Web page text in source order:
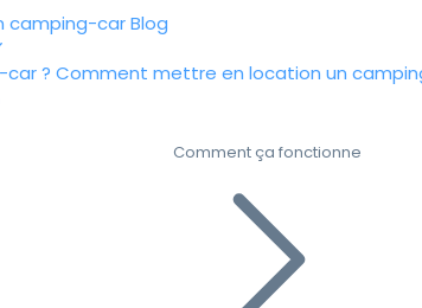
camping-carBlog
? Comment mettre en location un
Comment ça fonctionne